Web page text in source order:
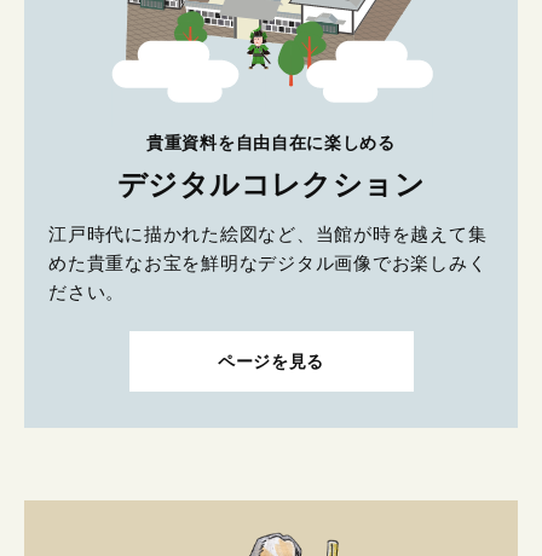
貴重資料を自由自在に楽しめる
デジタルコレクション
江戸時代に描かれた絵図など、当館が時を越えて集
めた貴重なお宝を鮮明なデジタル画像でお楽しみく
ださい。
ページを見る